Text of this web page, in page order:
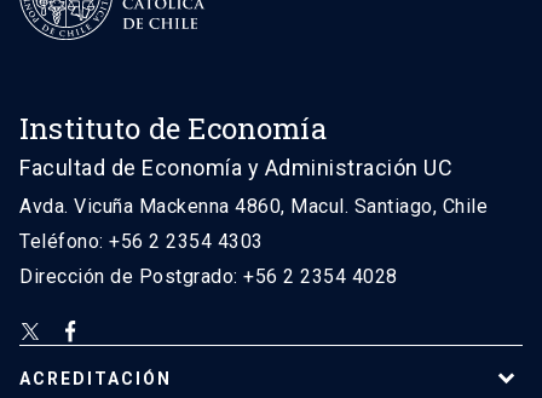
Instituto de Economía
Facultad de Economía y Administración UC
Avda. Vicuña Mackenna 4860, Macul. Santiago, Chile
Teléfono: +56 2 2354 4303
Dirección de Postgrado: +56 2 2354 4028
ACREDITACIÓN